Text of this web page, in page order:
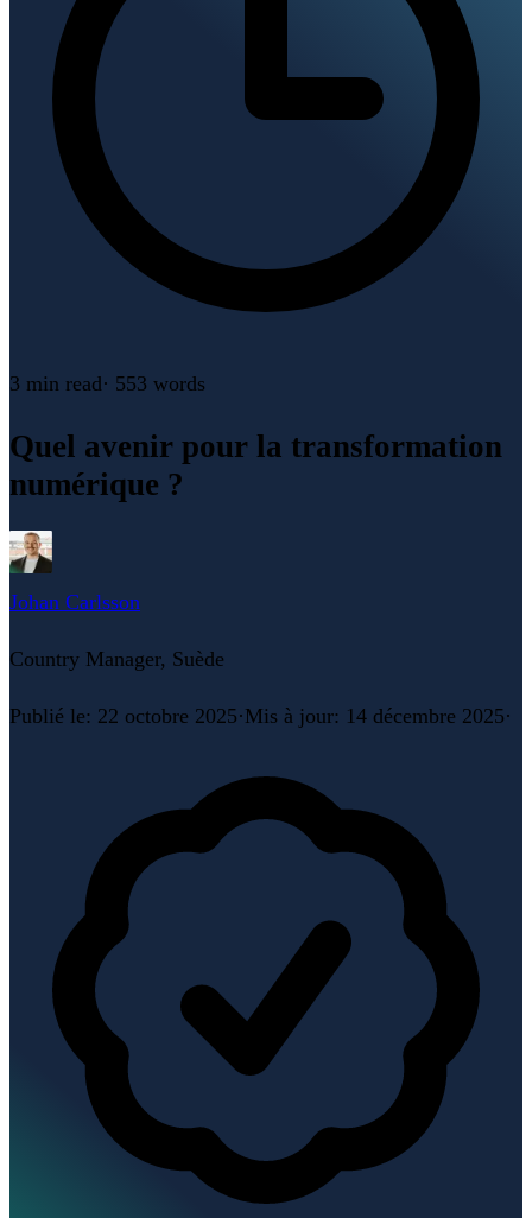
3 min read· 553 words
Quel avenir pour la transformation
numérique ?
Johan Carlsson
Country Manager, Suède
Publié le: 22 octobre 2025·Mis à jour: 14 décembre 2025·